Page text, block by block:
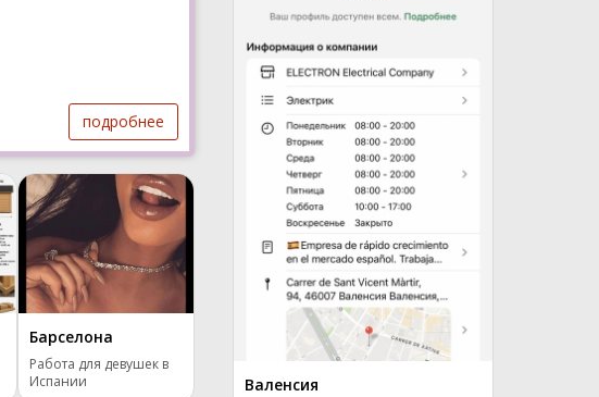
подробнее
Барселона
Работа для девушек в
Испании
Валенсия